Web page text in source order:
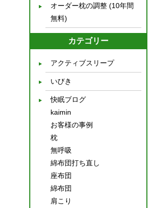
オーダー枕の調整 (10年間
無料)
カテゴリー
アクティブスリープ
いびき
快眠ブログ
kaimin
お客様の事例
枕
無呼吸
綿布団打ち直し
座布団
綿布団
肩こり